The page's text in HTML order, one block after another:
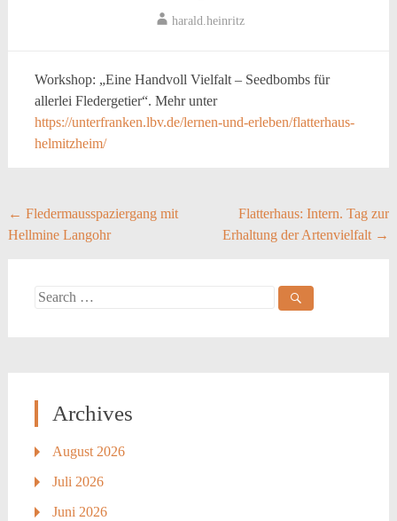
harald.heinritz
Workshop: „Eine Handvoll Vielfalt – Seedbombs für
allerlei Fledergetier“. Mehr unter
https://unterfranken.lbv.de/lernen-und-erleben/flatterhaus-
helmitzheim/
Post
navigation
← Fledermausspaziergang mit
Hellmine Langohr
Flatterhaus: Intern. Tag zur
Erhaltung der Artenvielfalt →
Search
Archives
August 2026
Juli 2026
Juni 2026